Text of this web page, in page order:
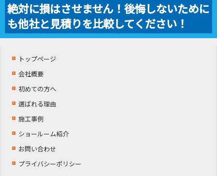
絶対に損はさせません！後悔しないために
も他社と見積りを比較してください！
トップページ
会社概要
初めての方へ
選ばれる理由
施工事例
ショールーム紹介
お問い合わせ
プライバシーポリシー